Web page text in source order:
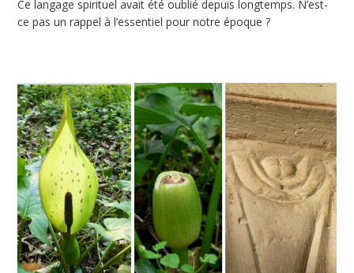
Ce langage spirituel avait été oublié depuis longtemps. N’est-
ce pas un rappel à l’essentiel pour notre époque ?